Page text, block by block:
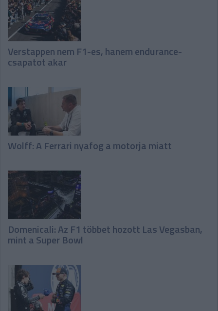
Verstappen nem F1-es, hanem endurance-
csapatot akar
Wolff: A Ferrari nyafog a motorja miatt
Domenicali: Az F1 többet hozott Las Vegasban,
mint a Super Bowl